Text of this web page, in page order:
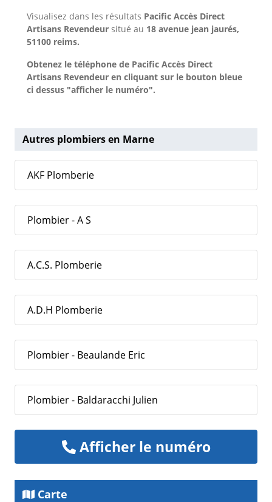
Visualisez dans les résultats Pacific Accès Direct
Artisans Revendeur situé au 18 avenue jean jaurés,
51100 reims.
Obtenez le téléphone de Pacific Accès Direct
Artisans Revendeur en cliquant sur le bouton bleue
ci dessus "afficher le numéro".
Autres plombiers en Marne
AKF Plomberie
Plombier - A S
A.C.S. Plomberie
A.D.H Plomberie
Plombier - Beaulande Eric
Plombier - Baldaracchi Julien
Afficher le numéro
Carte